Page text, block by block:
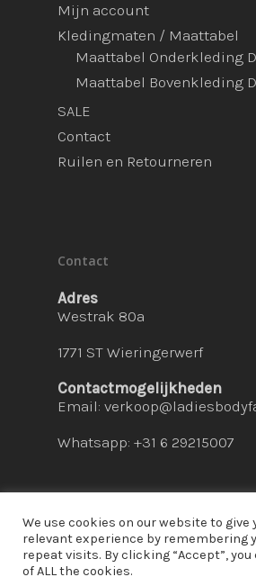
Mijn account
Kledingmaten / Maattabel
Maattabel Onderkleding
Maattabel Bovenkleding
SALE
Contact
Ruilen en Retourneren
Contact
Adres
Westrak 80a
1771 ST Wieringerwerf
Contactmogelijkheden
Email:
Whatsapp: +31 6 29215007
© 2026 Ladies Bodyfashion. hosted
We use cookies on our website to give
relevant experience by remembering
repeat visits. By clicking “Accept”,
of ALL the cookies.